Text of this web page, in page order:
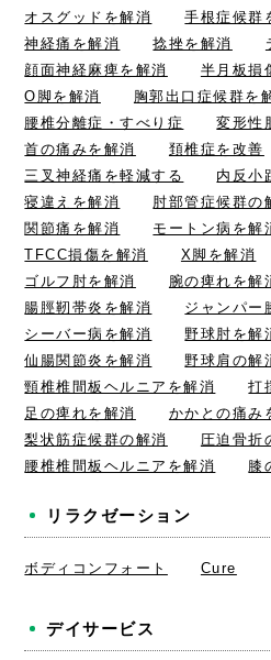
オスグッドを解消
手根症候群
神経痛を解消
捻挫を解消
顔面神経麻痺を解消
半月板損
O脚を解消
胸郭出口症候群を
腰椎分離症・すべり症
変形性
首の痛みを解消
頚椎症を改善
三叉神経痛を軽減する
内反小
寝違えを解消
肘部管症候群の
関節痛を解消
モートン病を解
TFCC損傷を解消
X脚を解消
ゴルフ肘を解消
腕の痺れを解
腸脛靭帯炎を解消
ジャンパー
シーバー病を解消
野球肘を解
仙腸関節炎を解消
野球肩の解
頸椎椎間板ヘルニアを解消
打
足の痺れを解消
かかとの痛み
梨状筋症候群の解消
圧迫骨折
腰椎椎間板ヘルニアを解消
膝
リラクゼーション
ボディコンフォート Cure
デイサービス